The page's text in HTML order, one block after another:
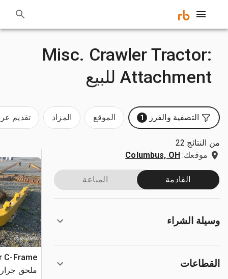
:Misc. Crawler Tractor
Attachment للبيع
التصفية والفرز 1 الموقع المزاد تقديم
من النتائج 22
موقعك: Columbus, OH
القادمة المباعة
وسيلة الشراء
القطاعات
C-Frame
ملحق